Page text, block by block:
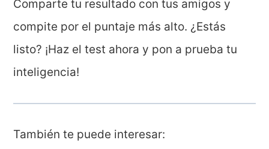
Comparte tu resultado con tus amigos y
compite por el puntaje más alto. ¿Estás
listo? ¡Haz el test ahora y pon a prueba tu
inteligencia!
También te puede interesar: